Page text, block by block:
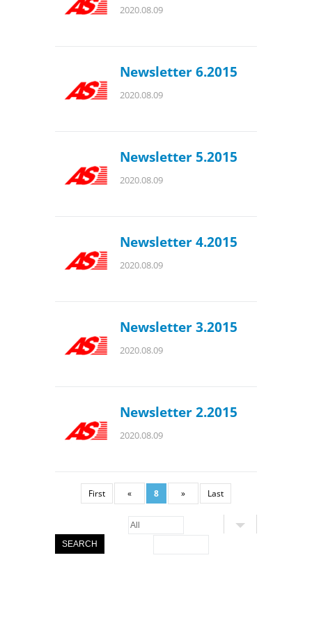
2020.08.09
Newsletter 6.2015
2020.08.09
Newsletter 5.2015
2020.08.09
Newsletter 4.2015
2020.08.09
Newsletter 3.2015
2020.08.09
Newsletter 2.2015
2020.08.09
First « 8 » Last
SEARCH